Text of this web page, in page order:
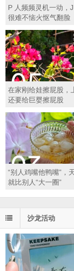
P 人频频灵机一动，J
很难不恼火怄气翻脸
在家刚给娃擦屁股，
还要给巨婴擦屁股
“别人鸡嘴他鸭嘴”，
就比别人“大一圈”
沙龙活动